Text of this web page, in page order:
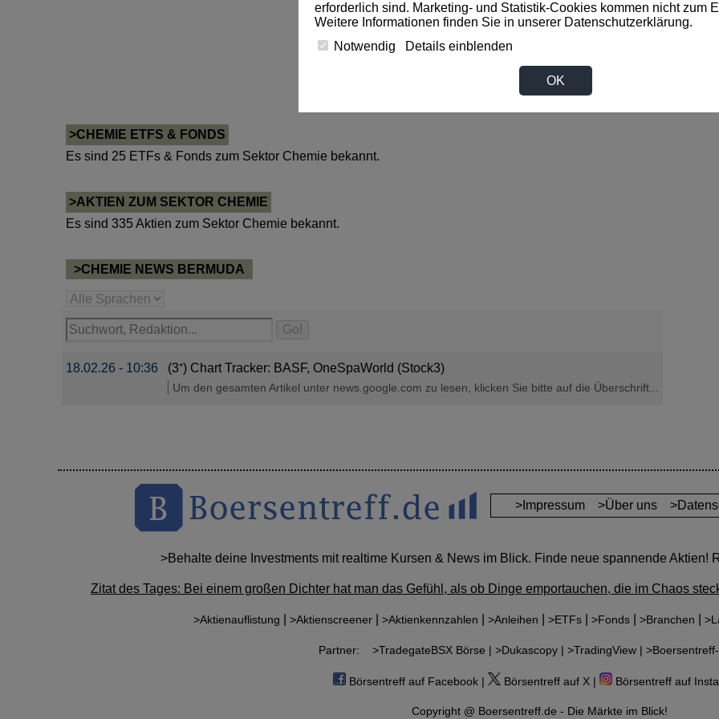
erforderlich sind. Marketing- und Statistik-Cookies kommen nicht zum
Weitere Informationen finden Sie in unserer Datenschutzerklärung.
Notwendig
Details einblenden
OK
>CHEMIE ETFS & FONDS
Es sind 25 ETFs & Fonds zum Sektor Chemie bekannt.
>AKTIEN ZUM SEKTOR CHEMIE
Es sind 335 Aktien zum Sektor Chemie bekannt.
>CHEMIE NEWS BERMUDA
18.02.26 - 10:36 (3⁺) Chart Tracker: BASF, OneSpaWorld (Stock3)
Um den gesamten Artikel unter news.google.com zu lesen, klicken Sie bitte auf die Überschrift...
>Impressum >Über uns
>Behalte deine Investments mit realtime Kursen & News im Blick. Finde neue spannende Aktien!
Zitat des Tages: Bei einem großen Dichter hat man das Gefühl, als ob Dinge emportauchen, die im Chaos
>Aktienauflistung >Aktienscreener| >Aktienkennzahlen >Anleihen >ETFs| >Fonds| >Branchen
Partner: >TradegateBSX Börse | >Dukascopy | >TradingView |
Börsentreff auf Facebook | Börsentreff auf X | Börsentreff auf
Copyright @ Boersentreff.de - Die Märkte im Blick!